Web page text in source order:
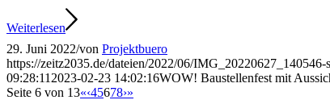
Weiterlesen
29. Juni 2022/von Projektbuero
https://zeitz2035.de/dateien/2022/06/IMG_20220627_140546-
09:28:11 2023-02-23 14:02:16WOW! Baustellenfest mit
Seite 6 von 13«‹45678›»